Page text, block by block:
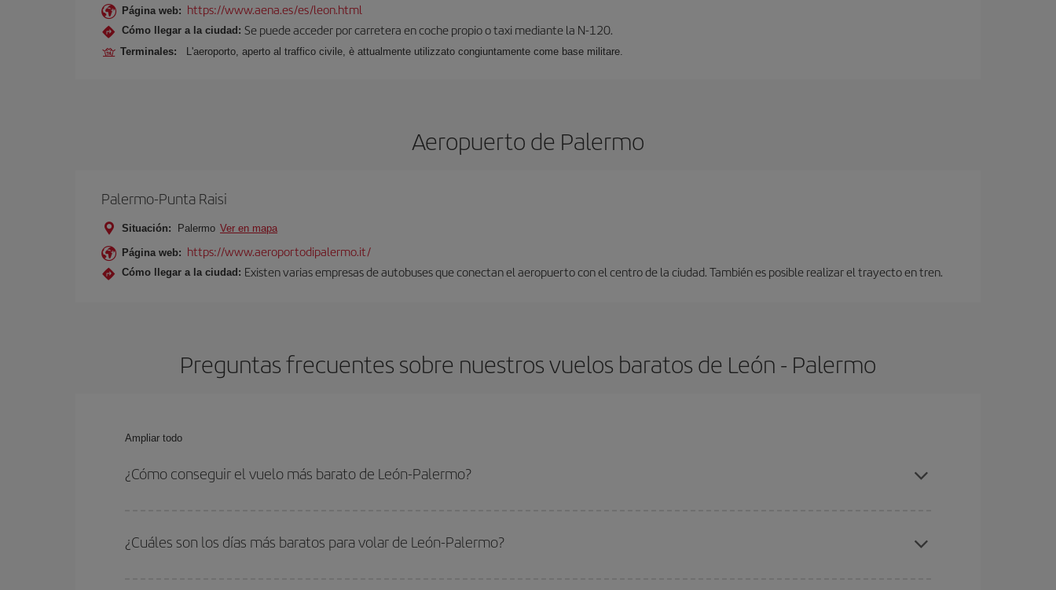
Página web: https://www.aena.es/es/leon.html
Cómo llegar a la ciudad: Se puede acceder por carretera en coche propio o taxi mediante la N-120.
Terminales: L'aeroporto, aperto al traffico civile, è attualmente utilizzato congiuntamente come base militare.
Aeropuerto de Palermo
Palermo-Punta Raisi
Situación: Palermo Ver en mapa
Página web: https://www.aeroportodipalermo.it/
Cómo llegar a la ciudad: Existen varias empresas de autobuses que conectan el aeropuerto con el centro de la ciudad. También es posible realizar el trayecto en tren.
Preguntas frecuentes sobre nuestros vuelos baratos de León - Palermo
Ampliar todo
¿Cómo conseguir el vuelo más barato de León-Palermo?
fechas y horarios de ida y vuelta.
¿Cuáles son los días más baratos para volar de León-Palermo?